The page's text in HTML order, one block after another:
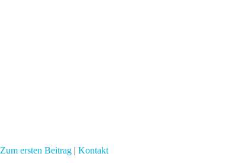
Zum ersten Beitrag | Kontakt